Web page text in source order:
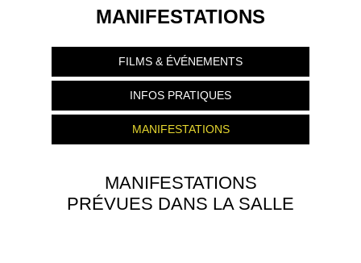
MANIFESTATIONS
FILMS & ÉVÉNEMENTS
INFOS PRATIQUES
MANIFESTATIONS
MANIFESTATIONS
PRÉVUES DANS LA SALLE